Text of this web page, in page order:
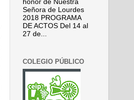
honor de Nuestra
Señora de Lourdes
2018 PROGRAMA
DE ACTOS Del 14 al
27 de...
COLEGIO PÚBLICO